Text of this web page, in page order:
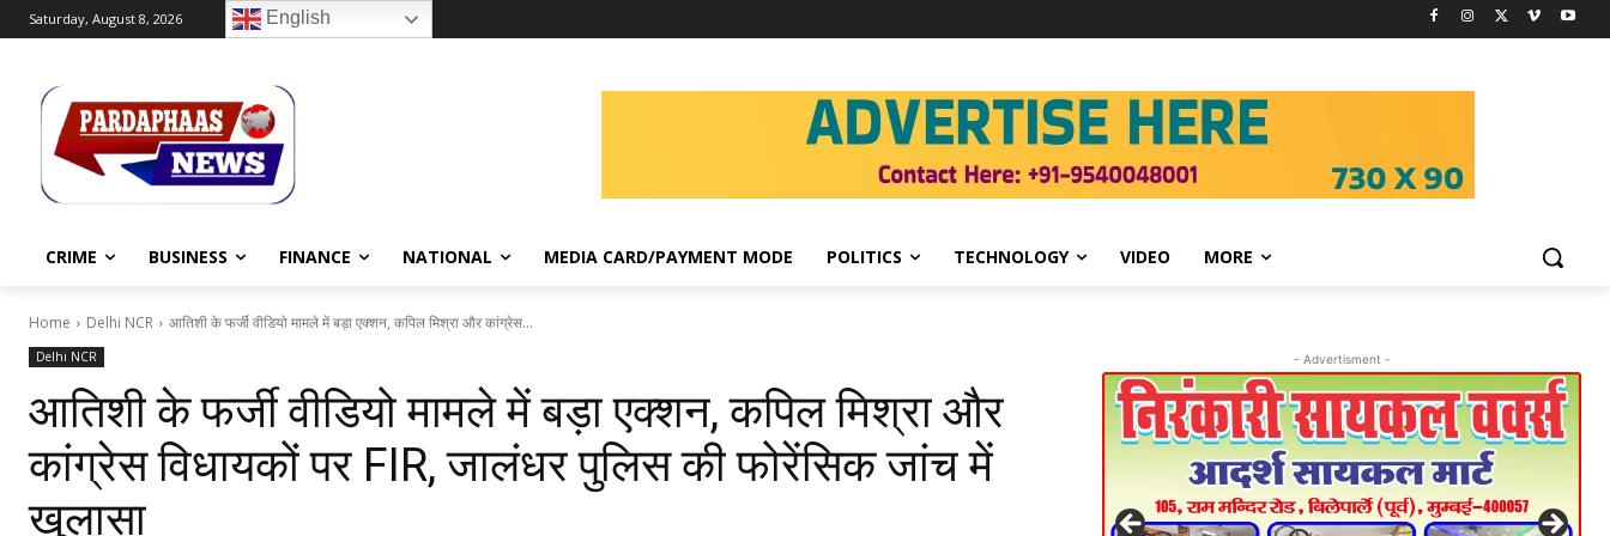
Saturday, August 8, 2026 English
CRIME BUSINESS FINANCE NATIONAL MEDIA CARD/PAYMENT MODE POLITICS TECHNOLOGY VIDEO MORE
Home Delhi NCR आतिशी के फर्जी वीडियो मामले में बड़ा एक्शन, कपिल मिश्रा और कांग्रेस...
Delhi NCR
आतिशी के फर्जी वीडियो मामले में बड़ा एक्शन, कपिल मिश्रा और
कांग्रेस विधायकों पर FIR, जालंधर पुलिस की फोरेंसिक जांच में
खुलासा
- Advertisment -